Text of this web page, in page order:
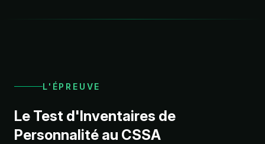
L'ÉPREUVE
Le Test d'Inventaires de
Personnalité au CSSA